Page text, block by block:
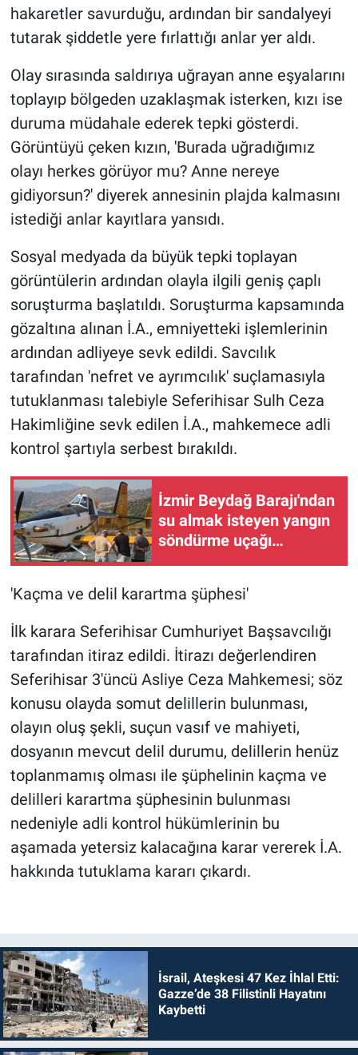
hakaretler savurduğu, ardından bir sandalyeyi
tutarak şiddetle yere fırlattığı anlar yer aldı.
Olay sırasında saldırıya uğrayan anne eşyalarını
toplayıp bölgeden uzaklaşmak isterken, kızı ise
duruma müdahale ederek tepki gösterdi.
Görüntüyü çeken kızın, 'Burada uğradığımız
olayı herkes görüyor mu? Anne nereye
gidiyorsun?' diyerek annesinin plajda kalmasını
istediği anlar kayıtlara yansıdı.
Sosyal medyada da büyük tepki toplayan
görüntülerin ardından olayla ilgili geniş çaplı
soruşturma başlatıldı. Soruşturma kapsamında
gözaltına alınan İ.A., emniyetteki işlemlerinin
ardından adliyeye sevk edildi. Savcılık
tarafından 'nefret ve ayrımcılık' suçlamasıyla
tutuklanması talebiyle Seferihisar Sulh Ceza
Hakimliğine sevk edilen İ.A., mahkemece adli
kontrol şartıyla serbest bırakıldı.
İzmir Beydağ Barajı'ndan
su almak isteyen yangın
söndürme uçağı
'Kaçma ve delil karartma şüphesi'
İlk karara Seferihisar Cumhuriyet Başsavcılığı
tarafından itiraz edildi. İtirazı değerlendiren
Seferihisar 3'üncü Asliye Ceza Mahkemesi; söz
konusu olayda somut delillerin bulunması,
olayın oluş şekli, suçun vasıf ve mahiyeti,
dosyanın mevcut delil durumu, delillerin henüz
toplanmamış olması ile şüphelinin kaçma ve
delilleri karartma şüphesinin bulunması
nedeniyle adli kontrol hükümlerinin bu
aşamada yetersiz kalacağına karar vererek İ.A.
hakkında tutuklama kararı çıkardı.
İsrail, Ateşkesi 47 Kez İhlal Etti:
Gazze’de 38 Filistinli Hayatını
Kaybetti